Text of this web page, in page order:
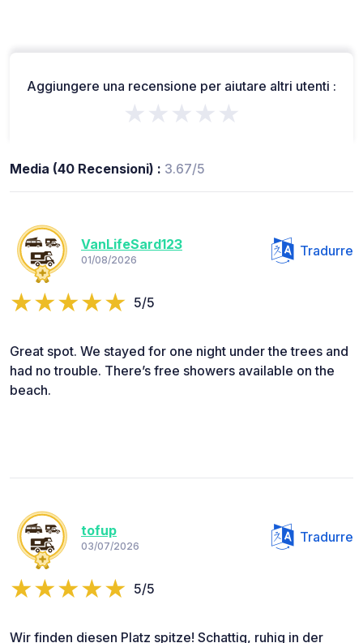
Aggiungere una recensione per aiutare altri utenti :
★★★★★
Media (40 Recensioni) : 3.67/5
VanLifeSard123
01/08/2026
Tradurre
5/5
Great spot. We stayed for one night under the trees and
had no trouble. There’s free showers available on the
beach.
tofup
03/07/2026
Tradurre
5/5
Wir finden diesen Platz spitze! Schattig, ruhig in der